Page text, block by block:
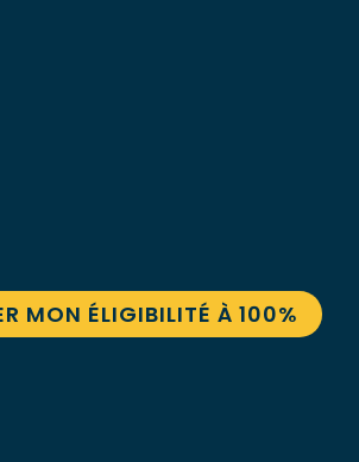
MON ÉLIGIBILITÉ À 100%